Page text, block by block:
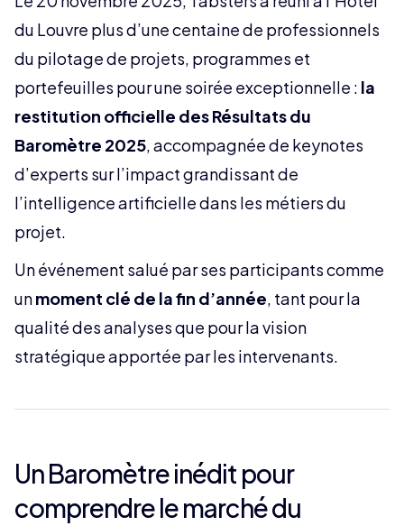
du Louvre plus d’une centaine de professionnels
du pilotage de projets, programmes et
portefeuilles pour une soirée exceptionnelle : la
restitution officielle des Résultats du
Baromètre 2025, accompagnée de keynotes
d’experts sur l’impact grandissant de
l’intelligence artificielle dans les métiers du
projet.
Un événement salué par ses participants comme
unmoment clé de la fin d’année, tant pour la
qualité des analyses que pour la vision
stratégique apportée par les intervenants.
Un Baromètre inédit pour
comprendre le marché du